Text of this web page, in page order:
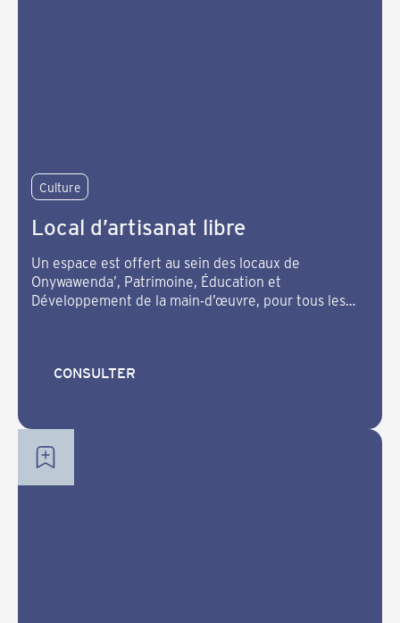
Culture
Local d’artisanat libre
Un espace est offert au sein des locaux de
Onywawenda’, Patrimoine, Éducation et
Développement de la main-d’œuvre, pour tous les
CONSULTER
CONSULTER